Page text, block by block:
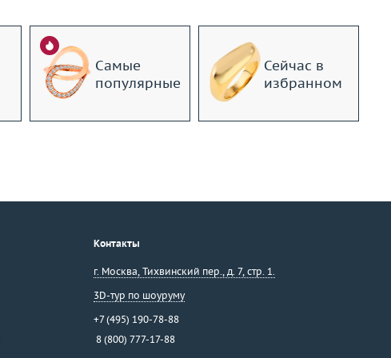
Самые
популярные
Сейчас в
избранном
Контакты
г. Москва, Тихвинский пер., д. 7, стр. 1.
3D-тур по шоуруму
+7 (495) 190-78-88
8 (800) 777-17-88